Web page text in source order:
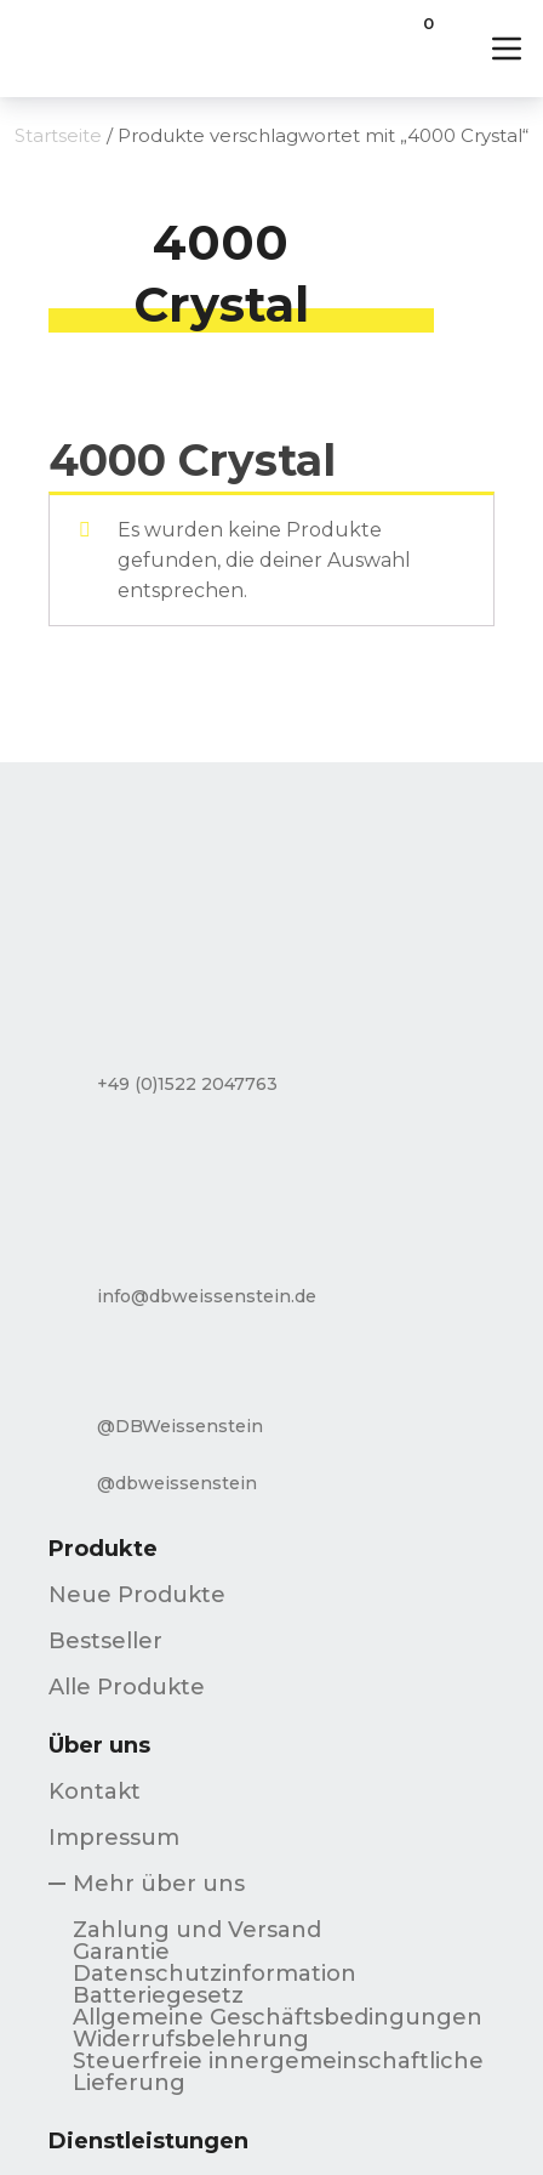
0
Startseite / Produkte verschlagwortet mit „4000 Crystal“
4000
Crystal
4000 Crystal
Es wurden keine Produkte
gefunden, die deiner Auswahl
entsprechen.
+49 (0)1522 2047763
info@dbweissenstein.de
@DBWeissenstein
@dbweissenstein
Produkte
Neue Produkte
Bestseller
Alle Produkte
Über uns
Kontakt
Impressum
Mehr über uns
Zahlung und Versand
Garantie
Datenschutzinformation
Batteriegesetz
Allgemeine Geschäftsbedingungen
Widerrufsbelehrung
Steuerfreie innergemeinschaftliche
Lieferung
Dienstleistungen